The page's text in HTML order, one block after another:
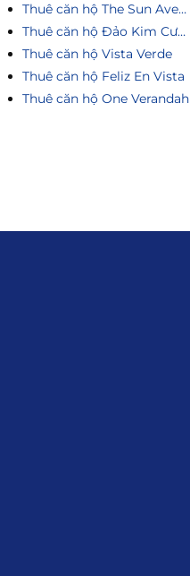
Thuê căn hộ The Sun Avenue
Thuê căn hộ Đảo Kim Cương
Thuê căn hộ Vista Verde
Thuê căn hộ Feliz En Vista
Thuê căn hộ One Verandah